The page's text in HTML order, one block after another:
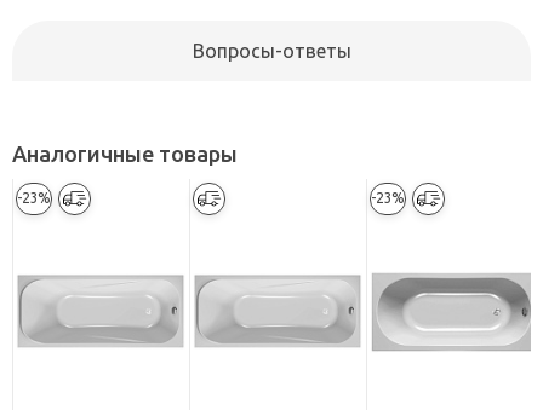
Вопросы-ответы
Аналогичные товары
-23% -23%